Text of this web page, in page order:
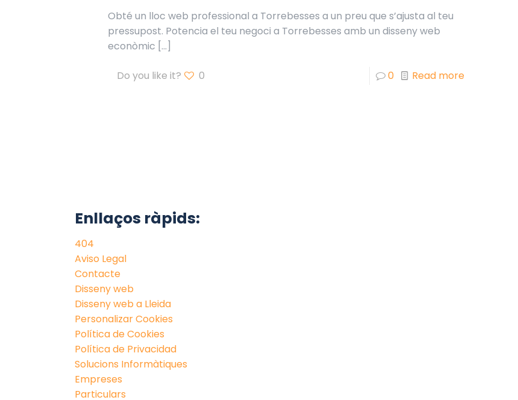
Obté un lloc web professional a Torrebesses a un preu que s’ajusta al teu
pressupost. Potencia el teu negoci a Torrebesses amb un disseny web
econòmic […]
Do you like it? 0 0 Read more
Enllaços ràpids:
404
Aviso Legal
Contacte
Disseny web
Disseny web a Lleida
Personalizar Cookies
Política de Cookies
Política de Privacidad
Solucions Informàtiques
Empreses
Particulars